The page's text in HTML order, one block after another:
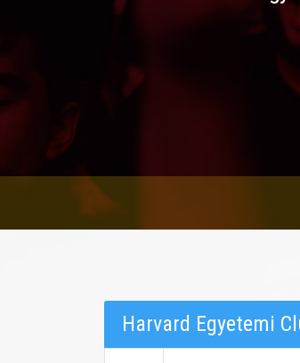
Harvard Egyetemi